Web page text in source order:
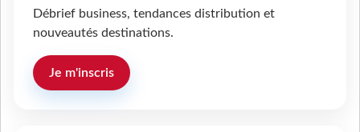
Débrief business, tendances distribution et
nouveautés destinations.
Je m'inscris